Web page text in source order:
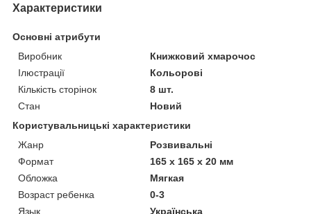
Характеристики
Основні атрибути
Виробник
Книжковий хмарочос
Ілюстрації
Кольорові
Кількість сторінок
8 шт.
Стан
Новий
Користувальницькі характеристики
Жанр
Розвивальні
Формат
165 х 165 х 20 мм
Обложка
Мягкая
Возраст ребенка
0-3
Язык
Українська